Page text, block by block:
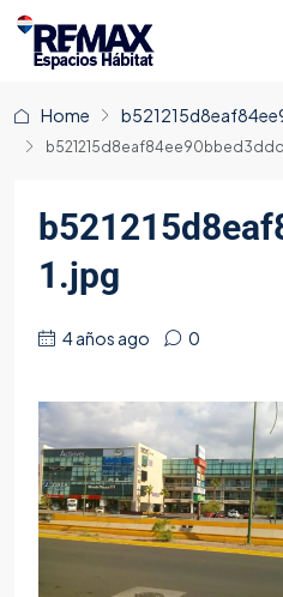
Home
1.jpg
4 años ago 0